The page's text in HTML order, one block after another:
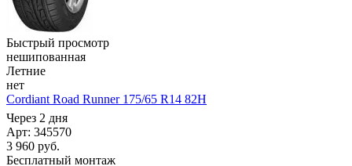
Быстрый просмотр
нешипованная
Летние
нет
Cordiant Road Runner 175/65 R14 82H
Через 2 дня
Арт: 345570
3 960 руб.
Бесплатный монтаж